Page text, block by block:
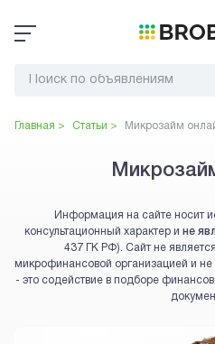
Главная > Статьи > Микрозайм
Информация на сайте носит
консультационный характер и не
437 ГК РФ). Сайт не
микрофинансовой организацией и
- это содействие в подборе